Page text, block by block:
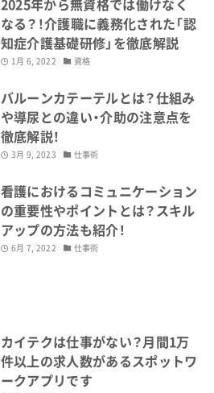
2025年から無資格では働けなく
なる？！介護職に義務化された「認
知症介護基礎研修」を徹底解説
1月 6, 2022 資格
バルーンカテーテルとは？仕組み
や導尿との違い・介助の注意点を
徹底解説！
3月 9, 2023 仕事術
看護におけるコミュニケーション
の重要性やポイントとは？スキル
アップの方法も紹介！
6月 7, 2022 仕事術
カイテクは仕事がない？月間1万
件以上の求人数があるスポットワ
ークアプリです